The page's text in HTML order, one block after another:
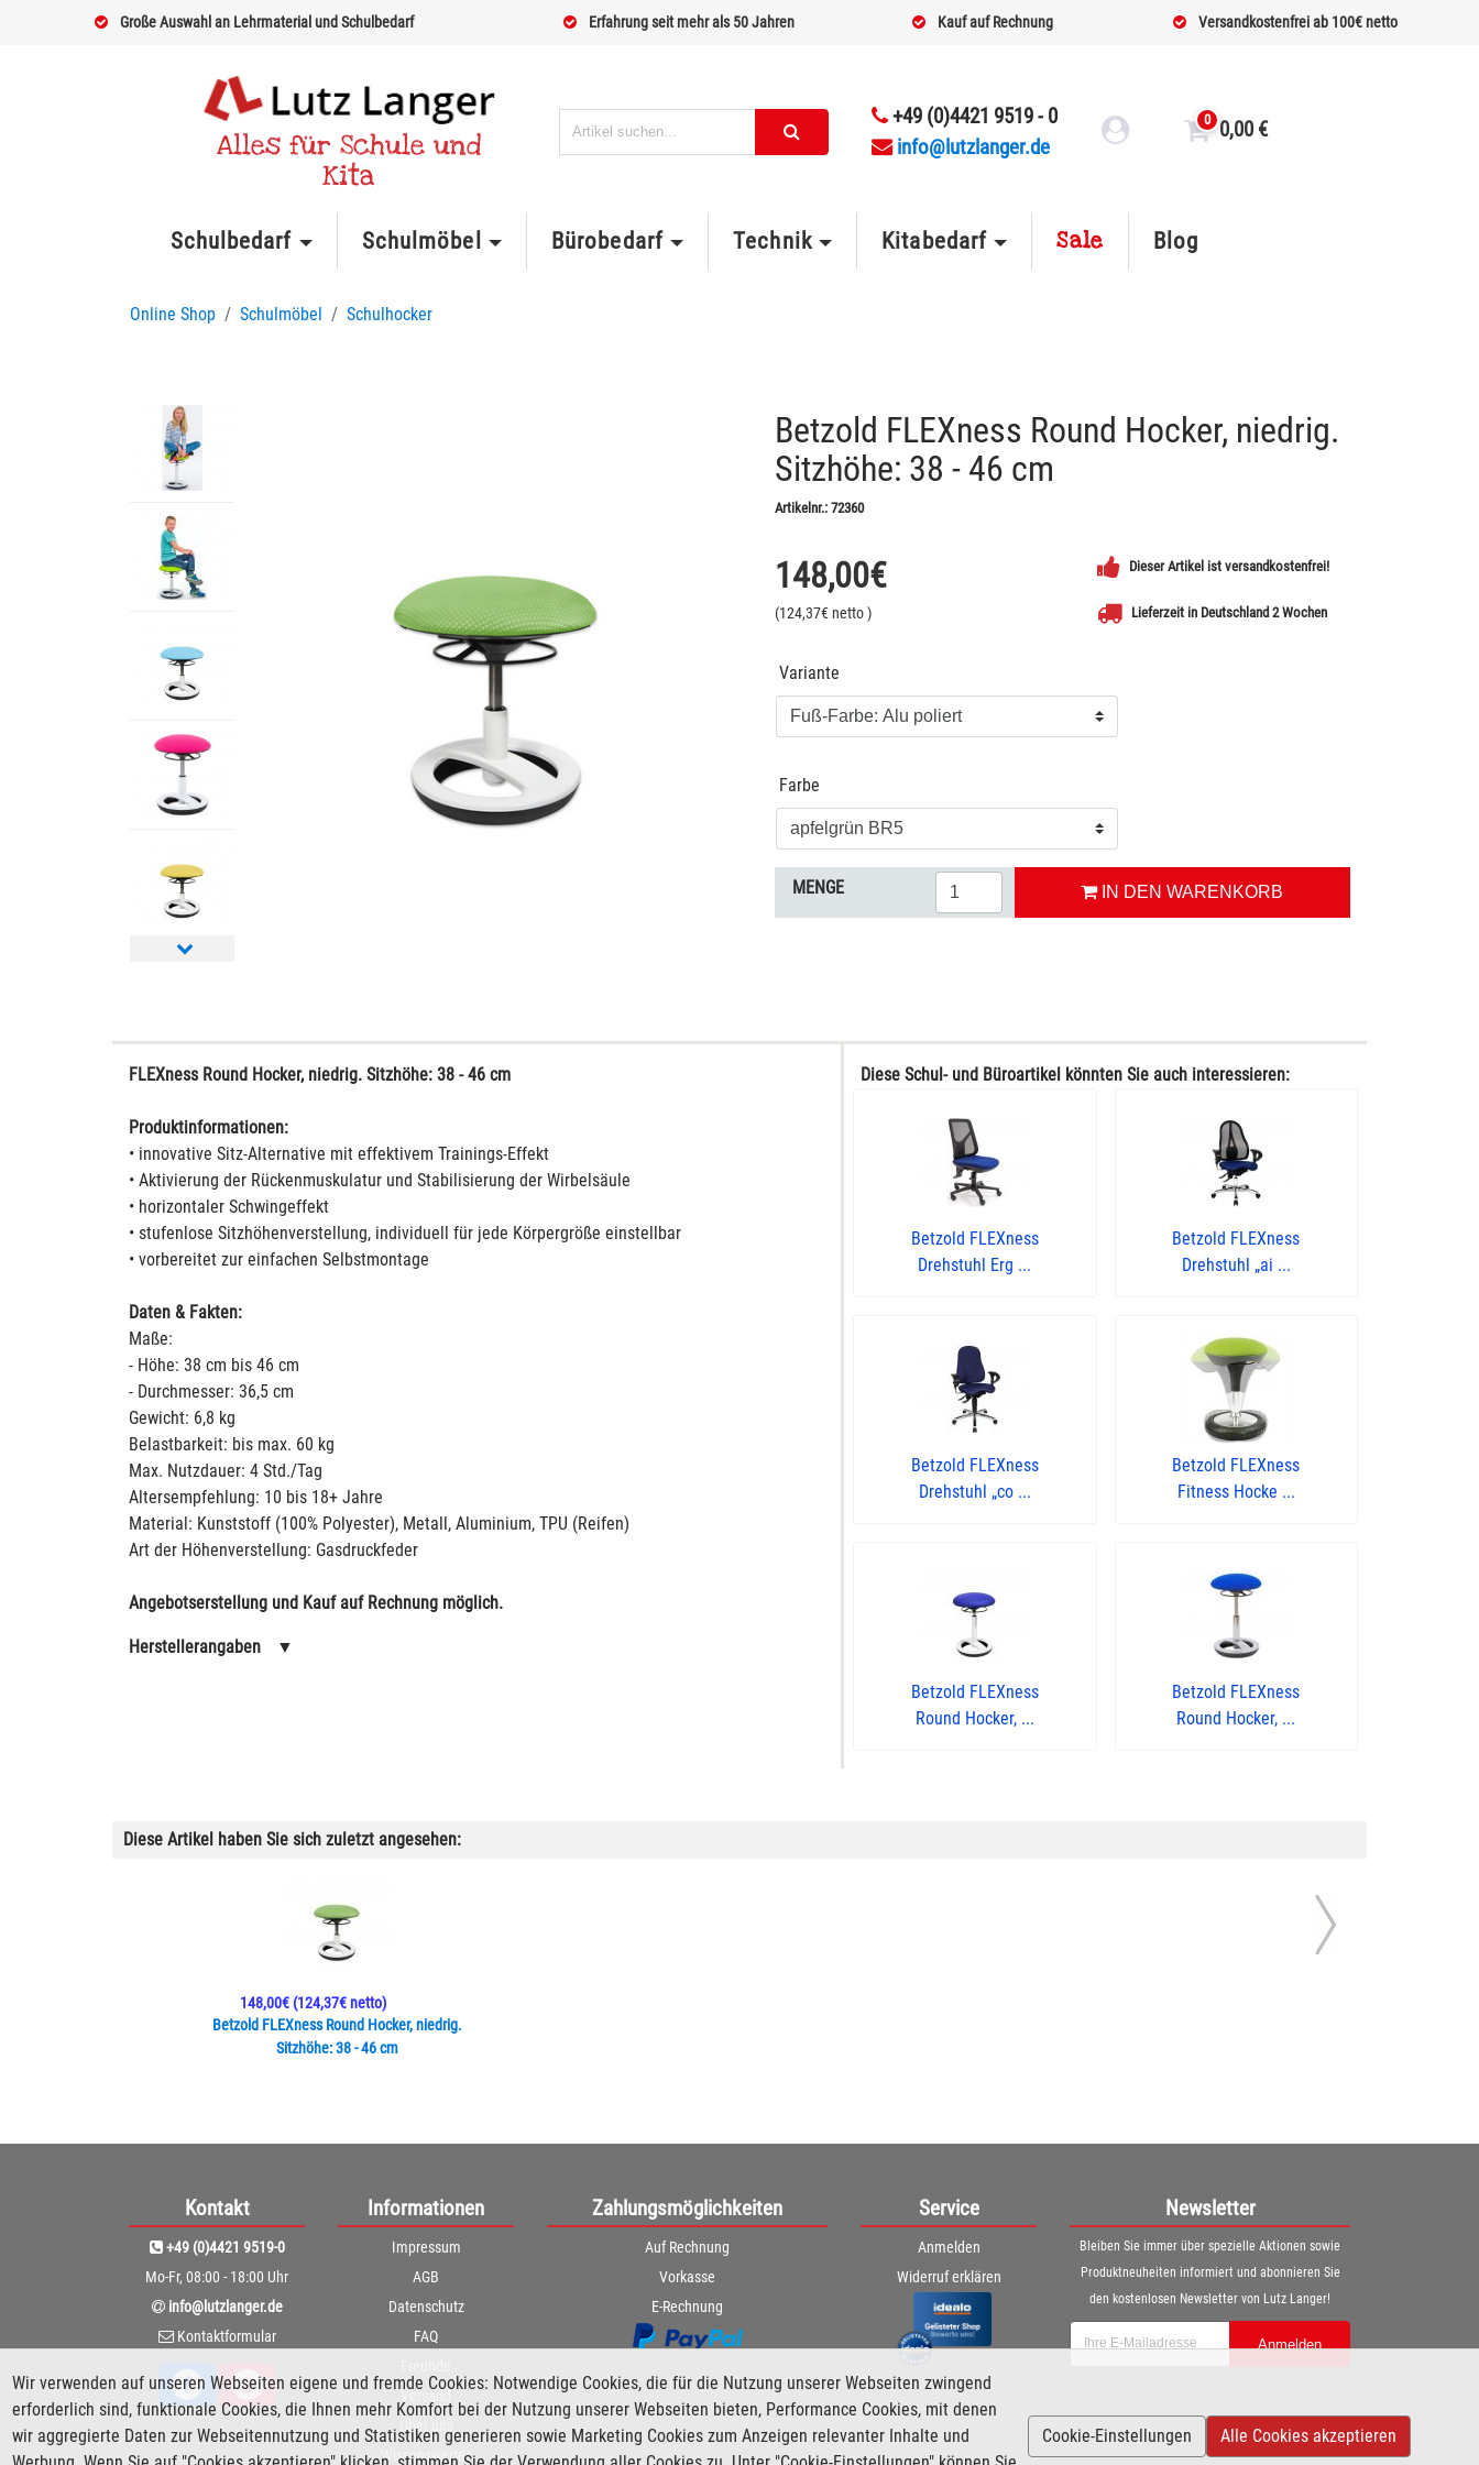
Wir verwenden auf unseren Webseiten eigene und fremde Cookies: Notwendige Cookies, die für die Nutzung unserer Webseiten zwingend
erforderlich sind, funktionale Cookies, die Ihnen mehr Komfort bei der Nutzung unserer Webseiten bieten, Performance Cookies, mit denen
wir aggregierte Daten zur Webseitennutzung und Statistiken generieren sowie Marketing Cookies zum Anzeigen relevanter Inhalte und
Cookie-Einstellungen Alle Cookies akzeptieren
Große Auswahl an Lehrmaterial und Schulbedarf Erfahrung seit mehr als 50 Jahren Kauf auf Rechnung Versandkostenfrei ab 100€ netto
Alles für Schule und
Kita
+49 (0)4421 9519 - 0
info@lutzlanger.de
0 0,00 €
Schulbedarf Schulmöbel Bürobedarf Technik Kitabedarf Sale Blog
Online Shop Schulmöbel Schulhocker
Nächstes
Betzold FLEXness Round Hocker, niedrig.
Sitzhöhe: 38 - 46 cm
Artikelnr.: 72360
148,00€
(124,37€ netto)
Dieser Artikel ist versandkostenfrei!
Lieferzeit in Deutschland 2 Wochen
Variante
Farbe
MENGE IN DEN WARENKORB
FLEXness Round Hocker, niedrig. Sitzhöhe: 38 - 46 cm
Produktinformationen:
• innovative Sitz-Alternative mit effektivem Trainings-Effekt
• Aktivierung der Rückenmuskulatur und Stabilisierung der Wirbelsäule
• horizontaler Schwingeffekt
• stufenlose Sitzhöhenverstellung, individuell für jede Körpergröße einstellbar
• vorbereitet zur einfachen Selbstmontage
Daten & Fakten:
Maße:
- Höhe: 38 cm bis 46 cm
- Durchmesser: 36,5 cm
Gewicht: 6,8 kg
Belastbarkeit: bis max. 60 kg
Max. Nutzdauer: 4 Std./Tag
Altersempfehlung: 10 bis 18+ Jahre
Material: Kunststoff (100% Polyester), Metall, Aluminium, TPU (Reifen)
Art der Höhenverstellung: Gasdruckfeder
Angebotserstellung und Kauf auf Rechnung möglich.
Herstellerangaben ▼
Diese Schul- und Büroartikel könnten Sie auch interessieren:
Betzold FLEXness
Drehstuhl Erg ...
Betzold FLEXness
Drehstuhl „ai ...
Betzold FLEXness
Drehstuhl „co ...
Betzold FLEXness
Fitness Hocke ...
Betzold FLEXness
Round Hocker, ...
Betzold FLEXness
Round Hocker, ...
Diese Artikel haben Sie sich zuletzt angesehen:
Betzold FLEXness Round Hocker, niedrig.
Sitzhöhe: 38 - 46 cm
148,00€(124,37€ netto)
Kontakt
+49 (0)4421 9519-0
Mo-Fr, 08:00 - 18:00 Uhr
info@lutzlanger.de
Kontaktformular
Informationen
Impressum
AGB
Datenschutz
FAQ
Über uns
Wissenswertes
Zahlungsmöglichkeiten
Auf Rechnung
Vorkasse
E-Rechnung
Service
Anmelden
Widerruf erklären
Newsletter
Bleiben Sie immer über spezielle Aktionen sowie
Produktneuheiten informiert und abonnieren Sie
den kostenlosen Newsletter von Lutz Langer!
Anmelden